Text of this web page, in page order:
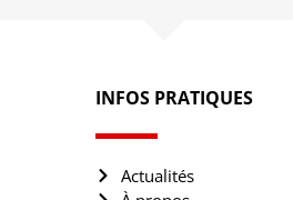
INFOS PRATIQUES
Actualités